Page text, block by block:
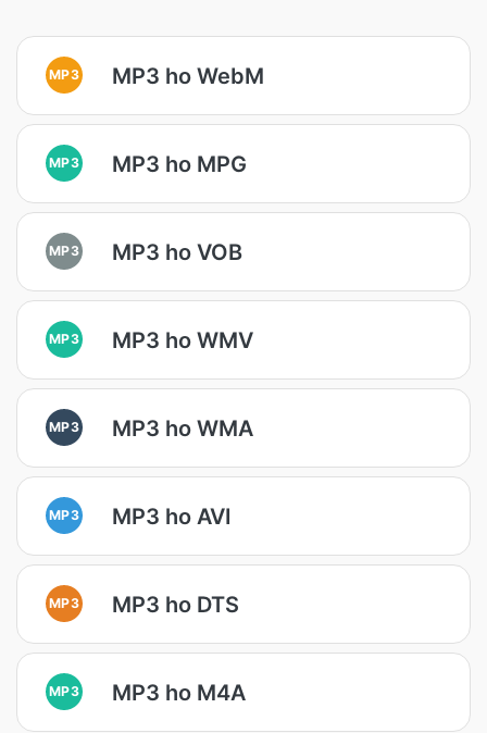
MP3 MP3 ho WebM
MP3 MP3 ho MPG
MP3 MP3 ho VOB
MP3 MP3 ho WMV
MP3 MP3 ho WMA
MP3 MP3 ho AVI
MP3 MP3 ho DTS
MP3 MP3 ho M4A